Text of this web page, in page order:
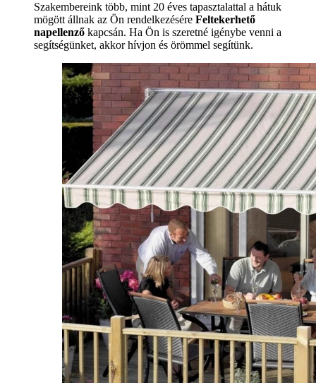
Szakembereink több, mint 20 éves tapasztalattal a hátuk
mögött állnak az Ön rendelkezésére Feltekerhető
napellenző kapcsán. Ha Ön is szeretné igénybe venni a
segítségünket, akkor hívjon és örömmel segítünk.